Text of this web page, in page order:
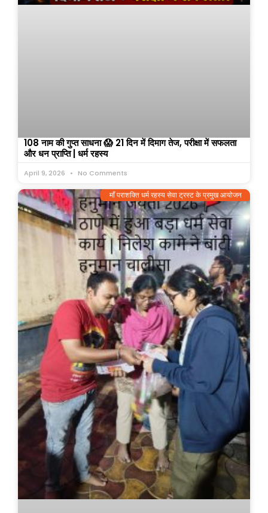
108 नाम की गुप्त साधना 😱 21 दिन में दिमाग तेज, परीक्षा में सफलता
और धन प्राप्ति | धर्म रहस्य
April 9, 2026 No Comments
माँ पराशक्ति धर्म रहस्य सेवा ट्रस्ट के प्रमुख आयोजन